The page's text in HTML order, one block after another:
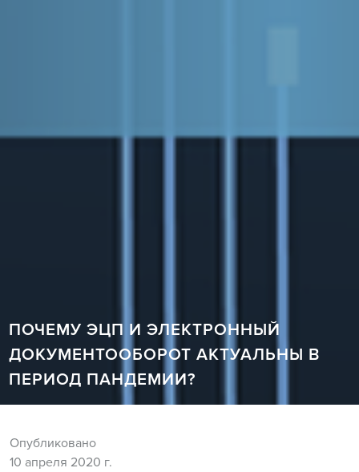
ПОЧЕМУ ЭЦП И ЭЛЕКТРОННЫЙ
ДОКУМЕНТООБОРОТ АКТУАЛЬНЫ В
ПЕРИОД ПАНДЕМИИ?
Опубликовано
10 апреля 2020 г.